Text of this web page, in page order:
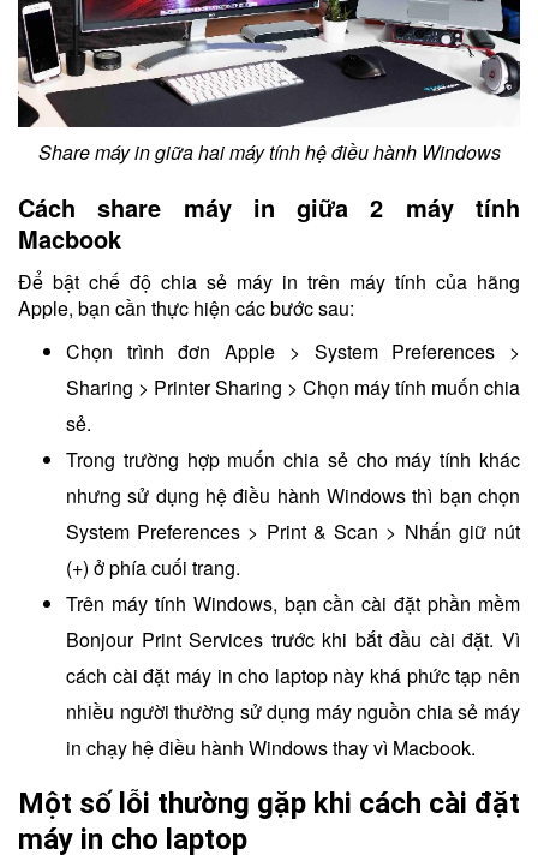
Share máy in giữa hai máy tính hệ điều hành Windows
Cách share máy in giữa 2 máy tính
Macbook
Để bật chế độ chia sẻ máy in trên máy tính của hãng
Apple, bạn cần thực hiện các bước sau:
Chọn trình đơn Apple > System Preferences >
Sharing > Printer Sharing > Chọn máy tính muốn chia
sẻ.
Trong trường hợp muốn chia sẻ cho máy tính khác
nhưng sử dụng hệ điều hành Windows thì bạn chọn
System Preferences > Print & Scan > Nhấn giữ nút
(+) ở phía cuối trang.
Trên máy tính Windows, bạn cần cài đặt phần mềm
Bonjour Print Services trước khi bắt đầu cài đặt. Vì
cách cài đặt máy in cho laptop này khá phức tạp nên
nhiều người thường sử dụng máy nguồn chia sẻ máy
in chạy hệ điều hành Windows thay vì Macbook.
Một số lỗi thường gặp khi cách cài đặt
máy in cho laptop